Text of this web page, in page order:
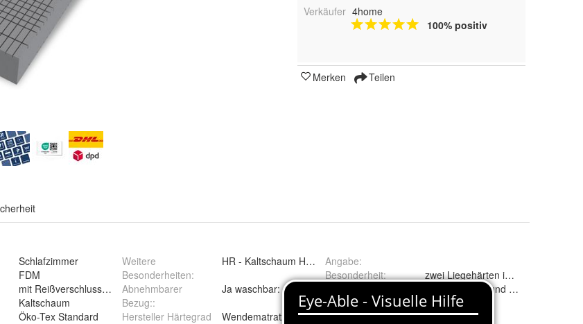
Verkäufer 4home
100% positiv
Merken Teilen
Schlafzimmer
FDM
mit Reißverschluss, abnehmbar und waschbar
Kaltschaum
Öko-Tex Standard
Weitere
Besonderheiten:
HR - Kaltschaum Hybrid FOAM hochelastisch
Abnehmbarer
Bezug::
Ja waschbar:
Hersteller Härtegrad
Angabe:
Wendematratze mit zwei Härtegraden H3 und H4
Besonderheit:
zwei Liegehärten in einer Matratze
Würfel-Schnitt und Lamelen-Schnitt
Höhe :
ca. 16 cm
Maße: 160cm x 200cm